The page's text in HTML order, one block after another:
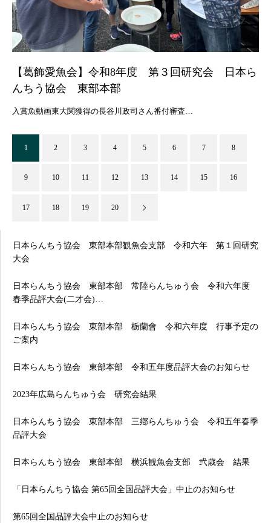
【葛飾愛魚会】令和8年度 第３回研究会 日本ら
んちう協会 東部本部
入賞魚動画東大関獲得の長谷川政司さん番付審査…
1 2 3 4 5 6 7 8
9 10 11 12 13 14 15 16
17 18 19 20
日本らんちう協会 東部本部観魚会支部 令和六年 第１回研究
大会
日本らんちう協会 東部本部 常陸らんちゅう会 令和六年度
春季品評大会(二才会)…
日本らんちう協会 東部本部 栃蘭會 令和六年度 行事予定の
ご案内
日本らんちう協会 東部本部 令和五年度品評大会のお知らせ
2023年広島らんちゅう会 研究会結果
日本らんちう協会 東部本部 三鄕らんちゅう会 令和五年春季
品評大会
日本らんちう協会 東部本部 横浜観魚会支部 弐歳会 結果
「日本らんちう協会 第65回全国品評大会」中止のお知らせ
第65回全国品評大会中止のお知らせ